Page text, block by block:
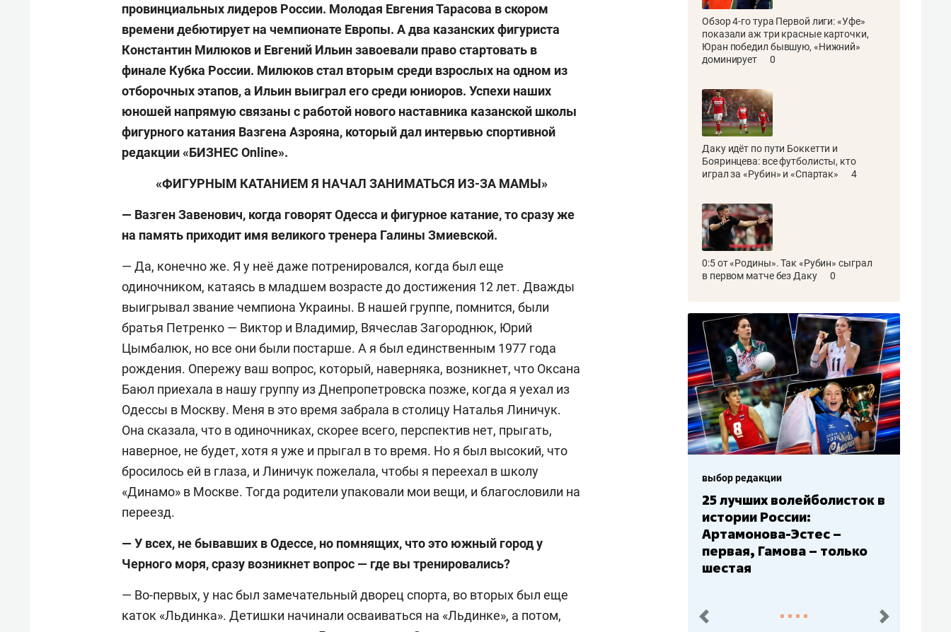
провинциальных лидеров России. Молодая Евгения Тарасова в скором
времени дебютирует на чемпионате Европы. А два казанских фигуриста
Константин Милюков и Евгений Ильин завоевали право стартовать в
финале Кубка России. Милюков стал вторым среди взрослых на одном из
отборочных этапов, а Ильин выиграл его среди юниоров. Успехи наших
юношей напрямую связаны с работой нового наставника казанской школы
фигурного катания Вазгена Азрояна, который дал интервью спортивной
редакции «БИЗНЕС Online».
«ФИГУРНЫМ КАТАНИЕМ Я НАЧАЛ ЗАНИМАТЬСЯ ИЗ-ЗА МАМЫ»
— Вазген Завенович, когда говорят Одесса и фигурное катание, то сразу же
на память приходит имя великого тренера Галины Змиевской.
— Да, конечно же. Я у неё даже потренировался, когда был еще
одиночником, катаясь в младшем возрасте до достижения 12 лет. Дважды
выигрывал звание чемпиона Украины. В нашей группе, помнится, были
братья Петренко — Виктор и Владимир, Вячеслав Загороднюк, Юрий
Цымбалюк, но все они были постарше. А я был единственным 1977 года
рождения. Опережу ваш вопрос, который, наверняка, возникнет, что Оксана
Баюл приехала в нашу группу из Днепропетровска позже, когда я уехал из
Одессы в Москву. Меня в это время забрала в столицу Наталья Линичук.
Она cказала, что в одиночниках, скорее всего, перспектив нет, прыгать,
наверное, не будет, хотя я уже и прыгал в то время. Но я был высокий, что
бросилось ей в глаза, и Линичук пожелала, чтобы я переехал в школу
«Динамо» в Москве. Тогда родители упаковали мои вещи, и благословили на
переезд.
— У всех, не бывавших в Одессе, но помнящих, что это южный город у
Черного моря, сразу возникнет вопрос — где вы тренировались?
— Во-первых, у нас был замечательный дворец спорта, во вторых был еще
каток «Льдинка». Детишки начинали осваиваться на «Льдинке», а потом,
Обзор 4-го тура Первой лиги: «Уфе»
показали аж три красные карточки,
Юран победил бывшую, «Нижний»
доминирует
0
Даку идёт по пути Боккетти и
Бояринцева: все футболисты, кто
играл за «Рубин» и «Спартак»
4
0:5 от «Родины». Так «Рубин» сыграл
в первом матче без Даку
0
выбор редакции
25 лучших волейболисток в
первая, Гамова – только
шестая
выбор редакции
Бюджеты клубов КХЛ: СКА
– главный мажор, «Ак
Барс» – второй, «Салават
Юлаев» – середняк
пред. след.